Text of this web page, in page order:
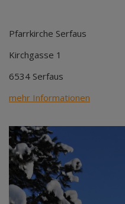
Pfarrkirche Serfaus
Kirchgasse 1
6534 Serfaus
mehr Informationen